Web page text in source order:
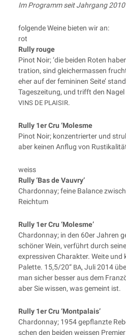
Im Pro­gramm seit Jahr­gang 2010
fol­gen­de Wei­ne bie­ten wir an:
rot
Rul­ly rouge
Pinot Noir; ‘die bei­den Roten
tra­ti­on, sind glei­cher­mas­sen
eher auf der femi­ni­nen Sei­te’
Tages­zei­tung, und trifft den
VINS DE PLAISIR.
Rul­ly 1er Cru ‘Moles­me
Pinot Noir; kon­zen­trier­ter und
aber kei­nen Anflug von
weiss
Rul­ly ‘Bas de Vauvry’
Char­don­nay; fei­ne Balan­ce
Reichtum
Rul­ly 1er Cru ‘Moles­me’
Char­don­nay; in den 60er Jah­ren
schö­ner Wein, ver­führt durch
expres­si­ven Cha­rak­ter. Wei­te
Palet­te. 15,5/20“ BA, Juli 2014
man sicher bes­ser aus dem
aber Sie wis­sen, was gemeint ist.
Rul­ly 1er Cru ‘Mont­pa­lais’
Char­don­nay; 1954 gepflanz­te
schen den bei­den weis­sen